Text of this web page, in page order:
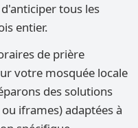
tous les
entier.
de prière
votre mosquée locale
des solutions
iframes) adaptées à